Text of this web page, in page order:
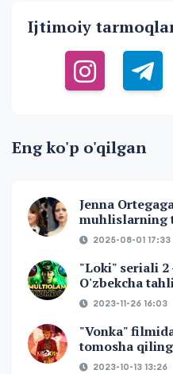
Ijtimoiy
Eng ko'p o'qilgan
Jenna
muhlislarning
2025-08-01 17:33
"Loki" seriali
O'zbekcha
2023-11-26 16:03
"Vonka"
tomosha
2023-10-13 13:26